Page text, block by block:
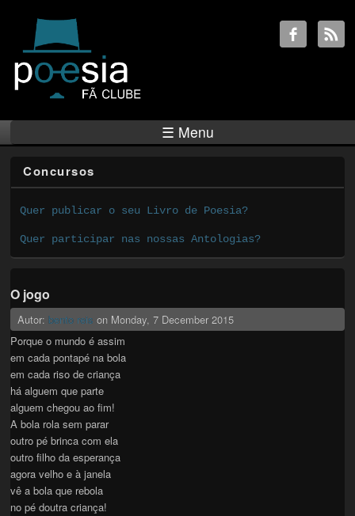
☰ Menu
Concursos
Quer publicar o seu Livro de Poesia?
Quer participar nas nossas Antologias?
O jogo
Autor:bento reis on Monday, 7 December 2015
Porque o mundo é assim
em cada pontapé na bola
em cada riso de criança
há alguem que parte
alguem chegou ao fim!
A bola rola sem parar
outro pé brinca com ela
outro filho da esperança
agora velho e à janela
vê a bola que rebola
no pé doutra criança!